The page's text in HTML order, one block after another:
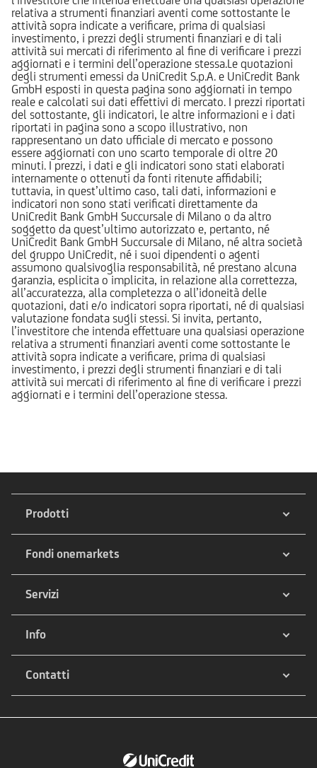
relativa a strumenti finanziari aventi come sottostante le
attività sopra indicate a verificare, prima di qualsiasi
investimento, i prezzi degli strumenti finanziari e di tali
attività sui mercati di riferimento al fine di verificare i prezzi
aggiornati e i termini dell’operazione stessa.Le quotazioni
degli strumenti emessi da UniCredit S.p.A. e UniCredit Bank
GmbH esposti in questa pagina sono aggiornati in tempo
reale e calcolati sui dati effettivi di mercato. I prezzi riportati
del sottostante, gli indicatori, le altre informazioni e i dati
riportati in pagina sono a scopo illustrativo, non
rappresentano un dato ufficiale di mercato e possono
essere aggiornati con uno scarto temporale di oltre 20
minuti. I prezzi, i dati e gli indicatori sono stati elaborati
internamente o ottenuti da fonti ritenute affidabili;
tuttavia, in quest’ultimo caso, tali dati, informazioni e
indicatori non sono stati verificati direttamente da
UniCredit Bank GmbH Succursale di Milano o da altro
soggetto da quest’ultimo autorizzato e, pertanto, né
UniCredit Bank GmbH Succursale di Milano, né altra società
del gruppo UniCredit, né i suoi dipendenti o agenti
assumono qualsivoglia responsabilità, né prestano alcuna
garanzia, esplicita o implicita, in relazione alla correttezza,
all’accuratezza, alla completezza o all’idoneità delle
quotazioni, dati e/o indicatori sopra riportati, né di qualsiasi
valutazione fondata sugli stessi. Si invita, pertanto,
l’investitore che intenda effettuare una qualsiasi operazione
relativa a strumenti finanziari aventi come sottostante le
attività sopra indicate a verificare, prima di qualsiasi
investimento, i prezzi degli strumenti finanziari e di tali
attività sui mercati di riferimento al fine di verificare i prezzi
aggiornati e i termini dell’operazione stessa.
Prodotti
Fondi onemarkets
Servizi
Info
Contatti